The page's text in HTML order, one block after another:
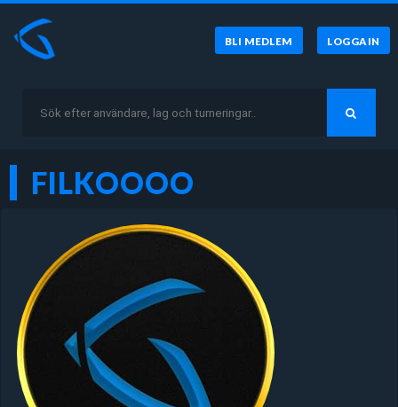
BLI MEDLEM LOGGA IN
FILKOOOO